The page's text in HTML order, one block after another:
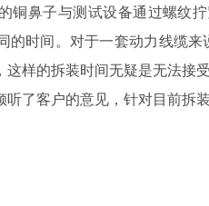
铜鼻子与测试设备通过螺纹
的时间。对于一套动力线缆
样的拆装时间无疑是无法接受
了客户的意见，针对目前拆